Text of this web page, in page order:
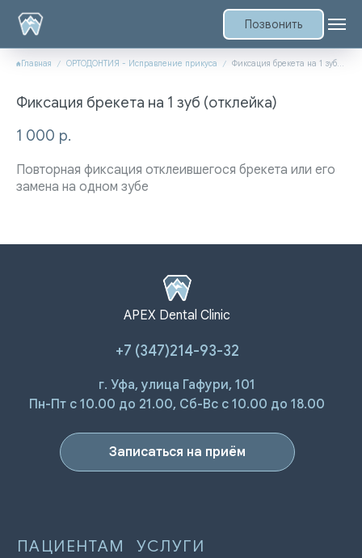
Позвонить
Главная ОРТОДОНТИЯ - Исправление прикуса Фиксация брекета на 1 зуб (отклейка)
Фиксация брекета на 1 зуб (отклейка)
1 000 р.
Повторная фиксация отклеившегося брекета или его
замена на одном зубе
APEX Dental Clinic
+7 (347)214-93-32
г. Уфа, улица Гафури, 101
Пн-Пт с 10.00 до 21.00, Сб-Вс с 10.00 до 18.00
Записаться на приём
Ответы на
Специалисты
УСЛУГИ
Лечение зубов
Протезирование | Имплантация
Брекеты | Элайнеры
Статьи
Политика конфиденциальности